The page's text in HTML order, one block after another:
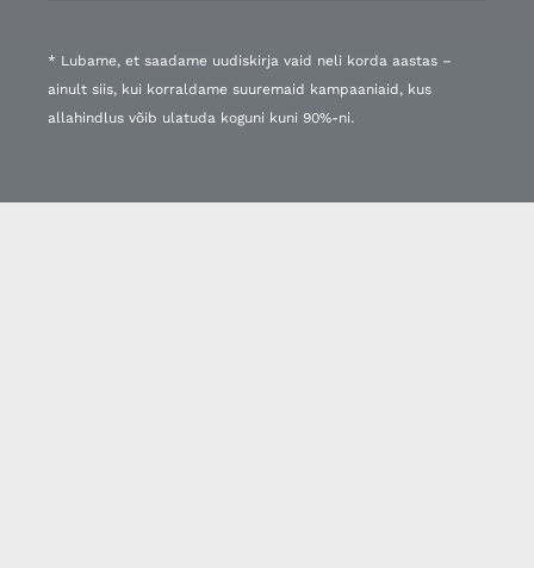
* Lubame, et saadame uudiskirja vaid neli korda aastas –
ainult siis, kui korraldame suuremaid kampaaniaid, kus
allahindlus võib ulatuda koguni kuni 90%-ni.